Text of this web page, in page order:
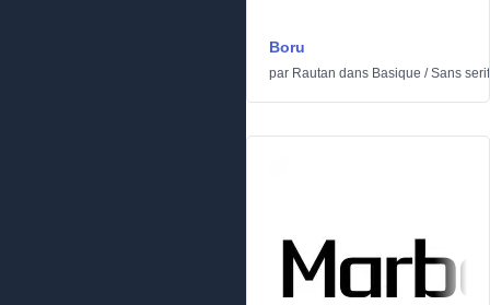
Boru
par Rautan dans Basique /Sans serif